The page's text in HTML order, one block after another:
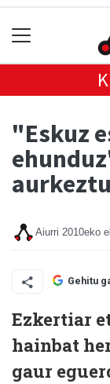
"Eskuz
Aiurri 2010eko
Gehitu
Ezkertiar
hainbat
gaur